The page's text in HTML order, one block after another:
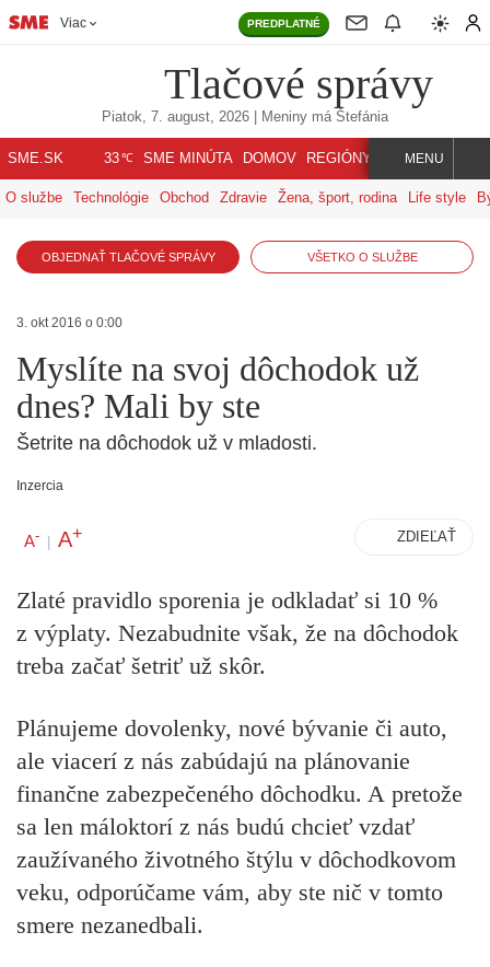
Viac PREDPLATNÉ
Tlačové správy
Piatok, 7. august, 2026 | Meniny má Štefánia
SME.SK 33℃ SME MINÚTA DOMOV REGIÓNY INDEX SVET
MENU
O službe Technológie Obchod Zdravie Žena, šport, rodina Life style
OBJEDNAŤ TLAČOVÉ SPRÁVY VŠETKO O SLUŽBE
3. okt 2016 o 0:00
Myslíte na svoj dôchodok už
dnes? Mali by ste
Šetrite na dôchodok už v mladosti.
Inzercia
A- | A+ ZDIEĽAŤ
Zlaté pravidlo sporenia je odkladať si 10 %
z výplaty. Nezabudnite však, že na dôchodok
treba začať šetriť už skôr.
Plánujeme dovolenky, nové bývanie či auto,
ale viacerí z nás zabúdajú na plánovanie
finančne zabezpečeného dôchodku. A pretože
sa len máloktorí z nás budú chcieť vzdať
zaužívaného životného štýlu v dôchodkovom
veku, odporúčame vám, aby ste nič v tomto
smere nezanedbali.